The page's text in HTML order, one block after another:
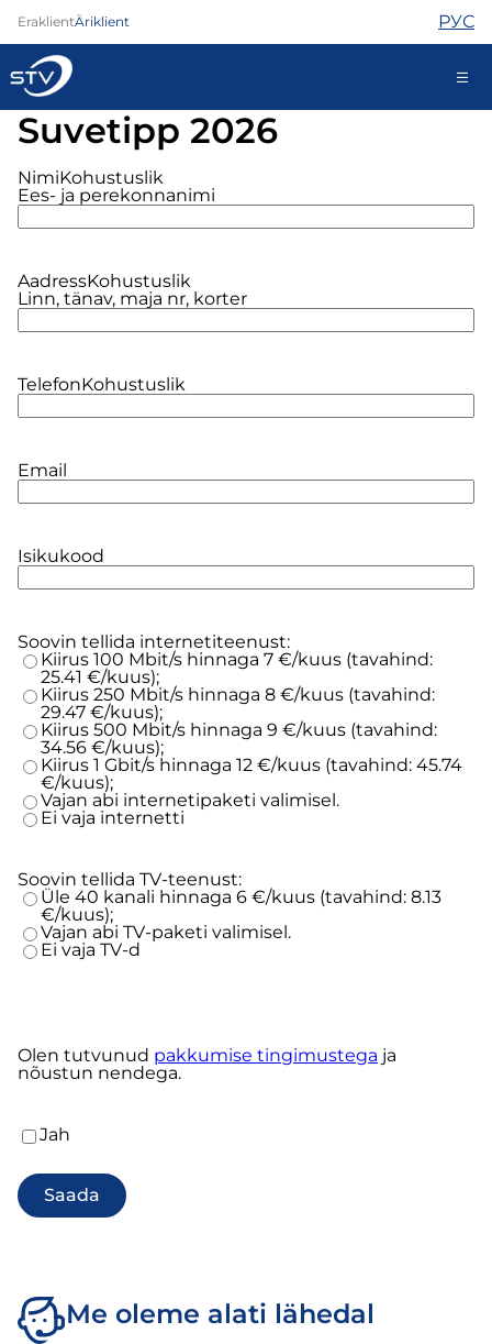
EraklientÄriklient РУС
688 0000
Internet
TV
Telefon
Abi
Pood
Uudised
Suvеtipp 2026
NimiKohustuslik
Ees- ja perekonnanimi
AadressKohustuslik
Linn, tänav, maja nr, korter
TelefonKohustuslik
Email
Isikukood
Soovin tellida internetiteenust:
Kiirus 100 Mbit/s hinnaga 7 €/kuus (tavahind:
25.41 €/kuus);
Kiirus 250 Mbit/s hinnaga 8 €/kuus (tavahind:
29.47 €/kuus);
Kiirus 500 Mbit/s hinnaga 9 €/kuus (tavahind:
34.56 €/kuus);
Kiirus 1 Gbit/s hinnaga 12 €/kuus (tavahind: 45.74
€/kuus);
Vajan abi internetipaketi valimisel.
Ei vaja internetti
Soovin tellida TV-teenust:
Üle 40 kanali hinnaga 6 €/kuus (tavahind: 8.13
€/kuus);
Vajan abi TV-paketi valimisel.
Ei vaja TV-d
Olen tutvunud pakkumise tingimustega ja
nõustun nendega.
Nõustun
pakkumise
tingimustega
Jah
Me oleme alati lähedal